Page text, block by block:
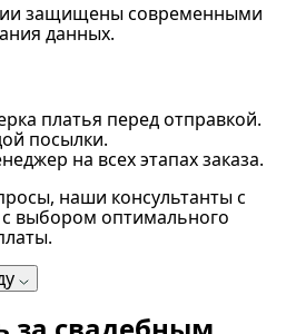
защищены современными
данных.
платья перед отправкой.
посылки.
на всех этапах заказа.
наши консультанты с
выбором оптимального